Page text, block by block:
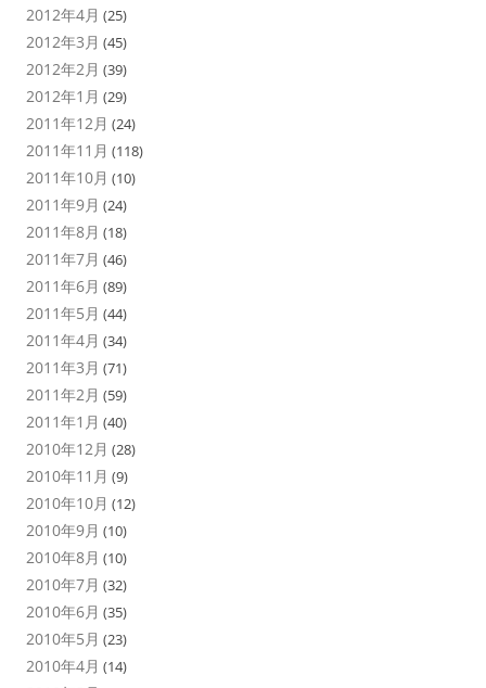
2012年4月 (25)
2012年3月 (45)
2012年2月 (39)
2012年1月 (29)
2011年12月 (24)
2011年11月 (118)
2011年10月 (10)
2011年9月 (24)
2011年8月 (18)
2011年7月 (46)
2011年6月 (89)
2011年5月 (44)
2011年4月 (34)
2011年3月 (71)
2011年2月 (59)
2011年1月 (40)
2010年12月 (28)
2010年11月 (9)
2010年10月 (12)
2010年9月 (10)
2010年8月 (10)
2010年7月 (32)
2010年6月 (35)
2010年5月 (23)
2010年4月 (14)